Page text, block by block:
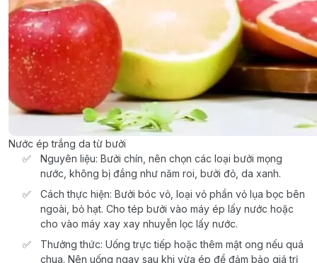
Nước ép trắng da từ bưởi
Nguyên liệu: Bưởi chín, nên chọn các loại bưởi mọng
nước, không bị đắng như năm roi, bưởi đỏ, da xanh.
Cách thực hiện: Bưởi bóc vỏ, loại vỏ phần vỏ lụa bọc bên
ngoài, bỏ hạt. Cho tép bưởi vào máy ép lấy nước hoặc
cho vào máy xay xay nhuyễn lọc lấy nước.
Thưởng thức: Uống trực tiếp hoặc thêm mật ong nếu quá
chua. Nên uống ngay sau khi vừa ép để đảm bảo giá trị